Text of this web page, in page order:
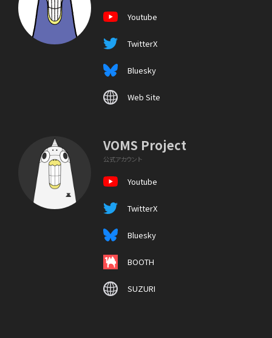
Youtube
TwitterX
Bluesky
Web Site
VOMS Project
公式アカウント
Youtube
TwitterX
Bluesky
BOOTH
SUZURI